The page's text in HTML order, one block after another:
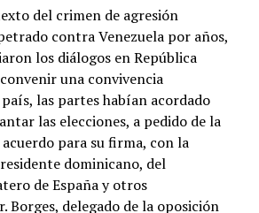
del crimen de agresión
contra Venezuela por años,
los diálogos en República
una convivencia
las partes habían acordado
las elecciones, a pedido de la
para su firma, con la
dominicano, del
de España y otros
Borges, delegado de la oposición